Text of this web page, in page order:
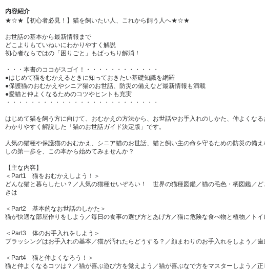
内容紹介
★☆★【初心者必見！】猫を飼いたい人、これから飼う人へ★☆★
お世話の基本から最新情報まで
どこよりもていねいにわかりやすく解説
初心者ならではの「困りごと」もばっちり解消！
・・・本書のココがスゴイ！・・・・・・・・・・・・
●はじめて猫をむかえるときに知っておきたい基礎知識を網羅
●保護猫のおむかえやシニア猫のお世話、防災の備えなど最新情報も満載
●愛猫と仲よくなるためのコツやヒントも充実
・・・・・・・・・・・・・・・・・・・・・・・・・
はじめて猫を飼う方に向けて、おむかえの方法から、お世話やお手入れのしかた、仲よくな
わかりやすく解説した「猫のお世話ガイド決定版」です。
人気の猫種や保護猫のおむかえ、シニア猫のお世話、猫と飼い主の命を守るための防災の
しの第一歩を、この本から始めてみませんか？
【主な内容】
＜Part1 猫をおむかえしよう！＞
どんな猫と暮らしたい？／人気の猫種せいぞろい！ 世界の猫種図鑑／猫の毛色・柄図鑑／
きは
＜Part2 基本的なお世話のしかた＞
猫が快適な部屋作りをしよう／毎日の食事の選び方とあげ方／猫に危険な食べ物と植物／ト
＜Part3 体のお手入れをしよう＞
ブラッシングはお手入れの基本／猫が汚れたらどうする？／顔まわりのお手入れをしよう／
＜Part4 猫と仲よくなろう！＞
猫と仲よくなるコツは？／猫が喜ぶ遊び方を覚えよう／猫が喜ぶなで方をマスターしよう／